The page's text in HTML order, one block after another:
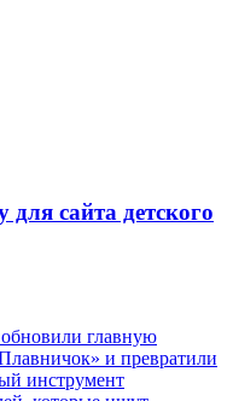
сайта детского
главную
и превратили
инструмент